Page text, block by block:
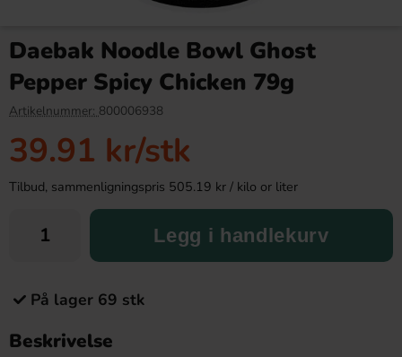
30.90 kr
Köp
70g
Daebak Noodle Bowl Ghost
Pepper Spicy Chicken 79g
Artikelnummer: 800006938
39.91 kr/stk
Tilbud, sammenligningspris 505.19 kr / kilo or liter
Legg i handlekurv
På lager 69 stk
Beskrivelse